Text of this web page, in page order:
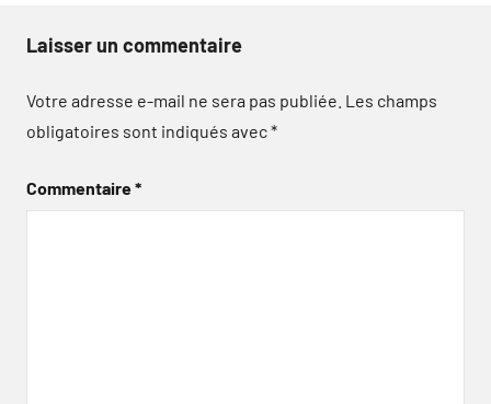
Laisser un commentaire
Votre adresse e-mail ne sera pas publiée. Les champs
obligatoires sont indiqués avec*
Commentaire*